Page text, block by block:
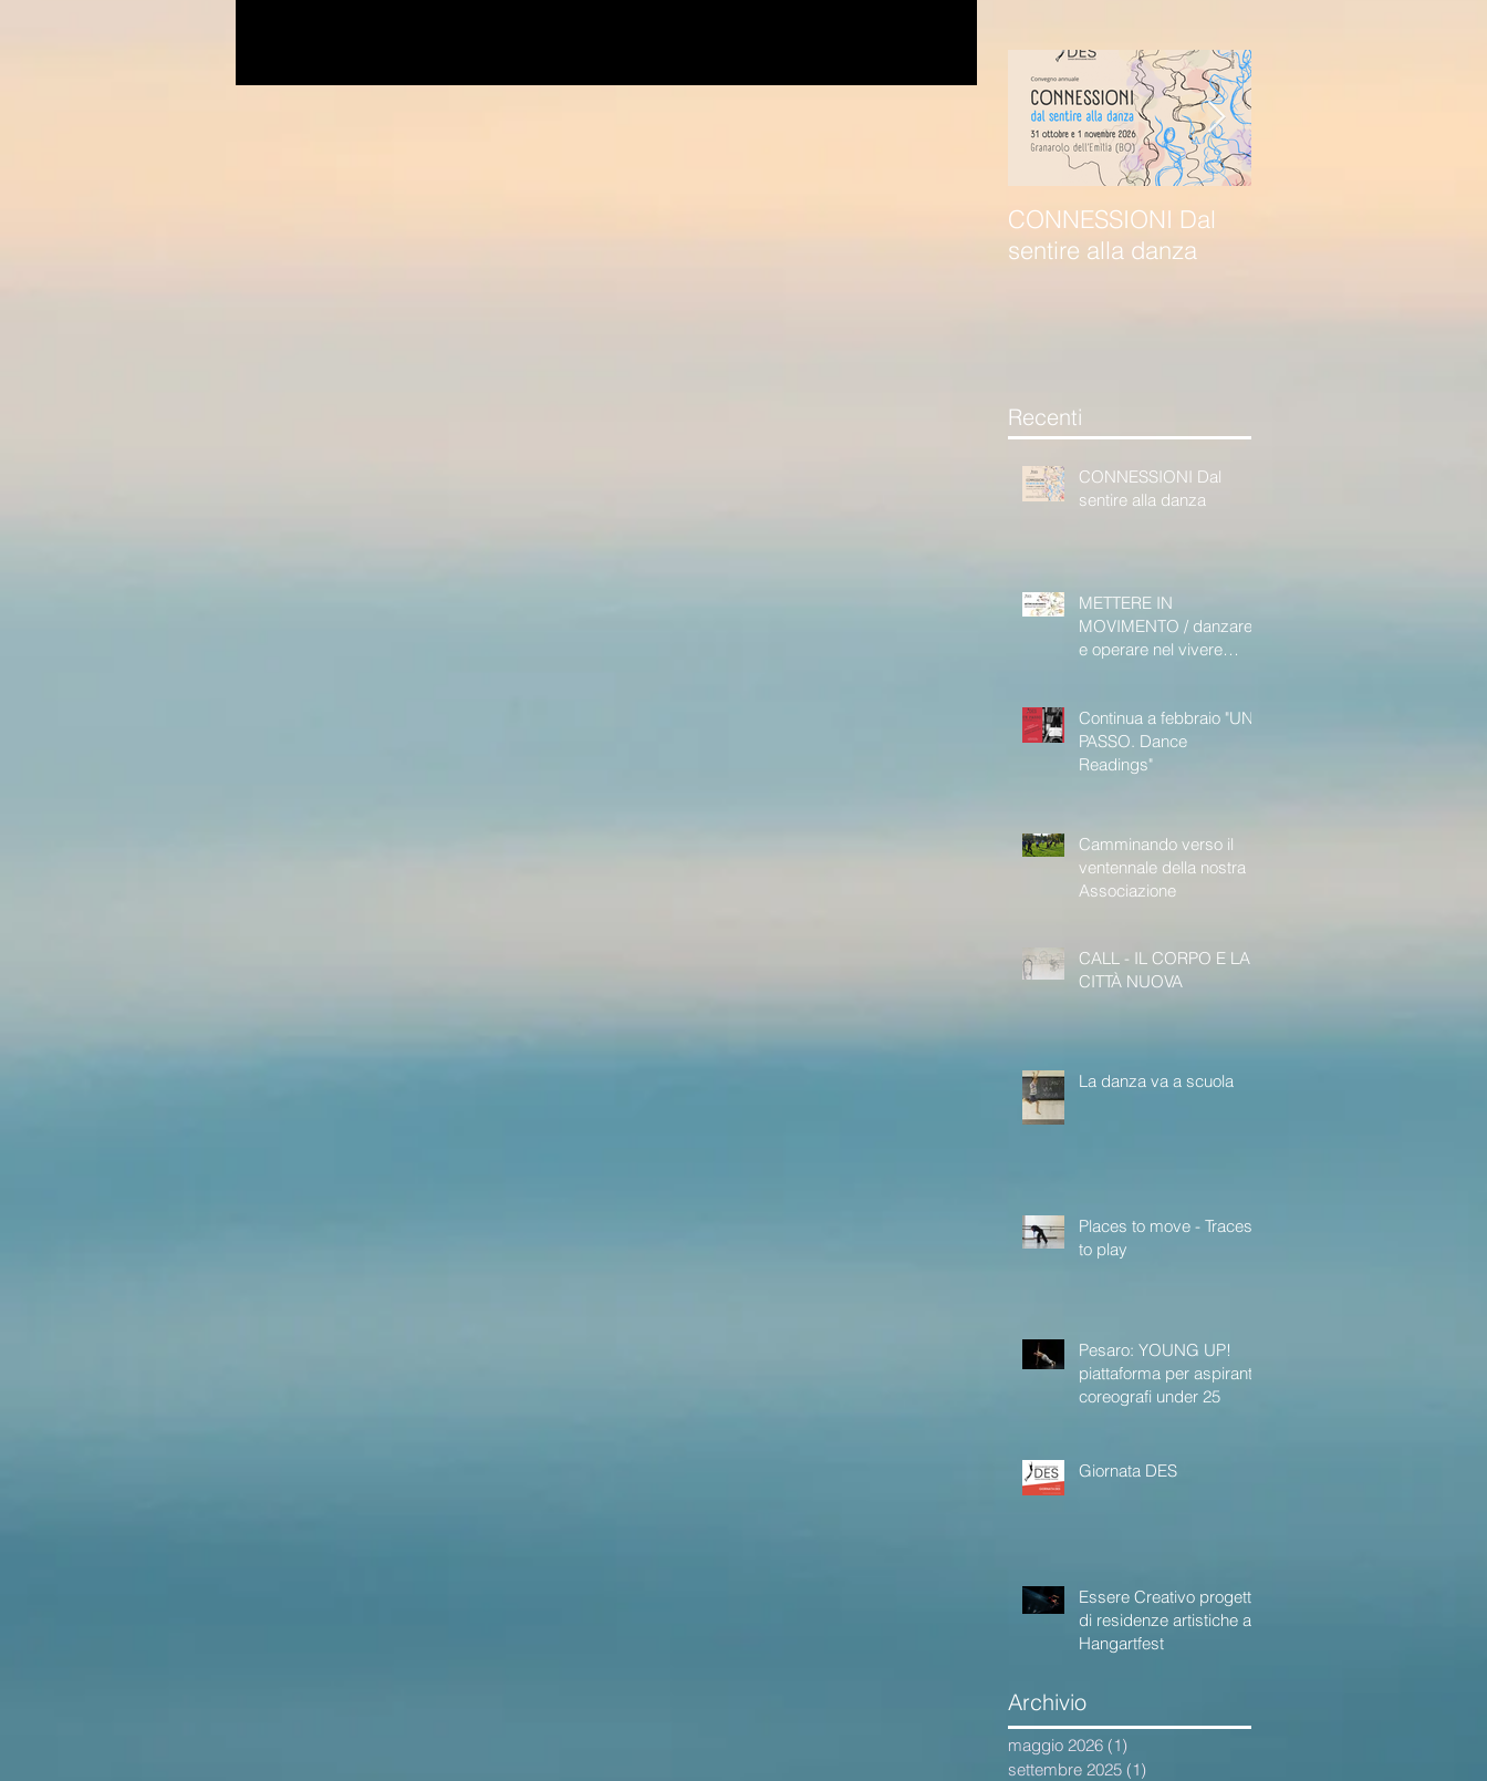
CONNESSIONI Dal
sentire alla danza
Recenti
CONNESSIONI Dal
sentire alla danza
METTERE IN
MOVIMENTO / danzare
e operare nel vivere
Continua a febbraio "UN
PASSO. Dance
Readings"
Camminando verso il
ventennale della nostra
Associazione
CALL - IL CORPO E LA
CITTÀ NUOVA
La danza va a scuola
Places to move - Traces
to play
Pesaro: YOUNG UP!
piattaforma per aspiranti
coreografi under 25
Giornata DES
Essere Creativo progetto
di residenze artistiche ad
Hangartfest
Archivio
maggio 2026 (1)
settembre 2025 (1)